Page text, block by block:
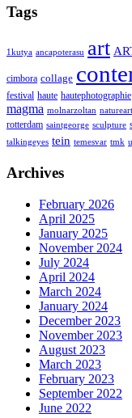
Tags
1kutya ancapoterasu art
cimbora collage
festival haute hautephotographie
magma molnarzoltan natureart
rotterdam saintgeorge sculpture
talkingeyes tein temesvar tmk
Archives
February 2026
April 2025
January 2025
November 2024
July 2024
April 2024
March 2024
January 2024
December 2023
November 2023
August 2023
March 2023
February 2023
September 2022
June 2022